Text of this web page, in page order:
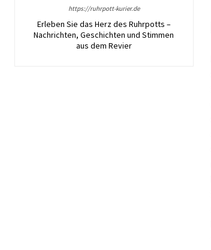
https://ruhrpott-kurier.de
Erleben Sie das Herz des Ruhrpotts –
Nachrichten, Geschichten und Stimmen
aus dem Revier